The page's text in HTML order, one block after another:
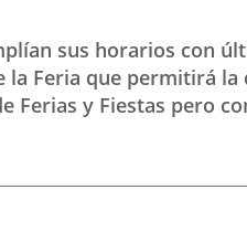
sus horarios con
la Feria que permitirá
y Fiestas pero